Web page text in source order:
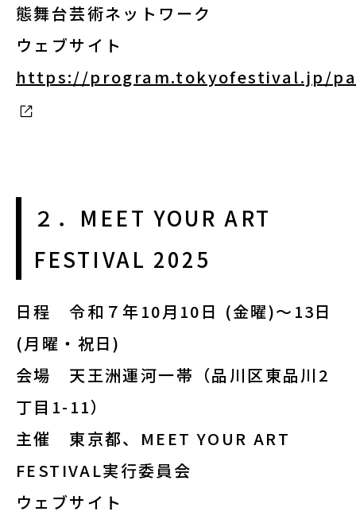
態舞台芸術ネットワーク
ウェブサイト
https://program.tokyofestival.jp/
２．MEET YOUR ART
FESTIVAL 2025
日程令和７年10月10日 (金曜)～13日
(月曜・祝日)
会場 天王洲運河一帯（品川区東品川2
丁目1-11）
主催 東京都、MEET YOUR ART
FESTIVAL実行委員会
ウェブサイト